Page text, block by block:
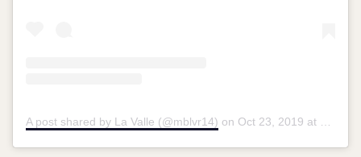
A post shared by La Valle (@mblvr14) on Oct 23, 2019 at 3:13pm PDT